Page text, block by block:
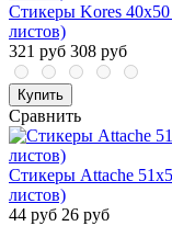
Стикеры Kores
листов)
321 руб 308 руб
Купить
Сравнить
Стикеры Attache
листов)
44 руб 26 руб